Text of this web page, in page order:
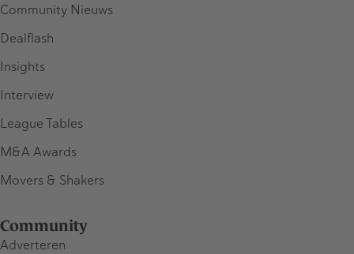
Community Nieuws
Dealflash
Insights
Interview
League Tables
M&A Awards
Movers & Shakers
Community
Adverteren